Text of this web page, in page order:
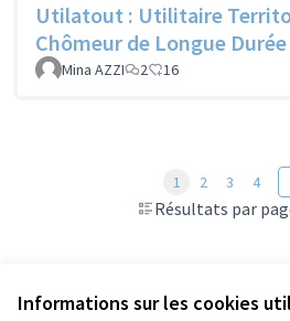
Informations sur les cookies
Utilatout : Utilitaire
Chômeur de Longue Durée
Mina AZZI 2 16
Résultats par
1 2 3 4
Voir toutes les propositions retirées